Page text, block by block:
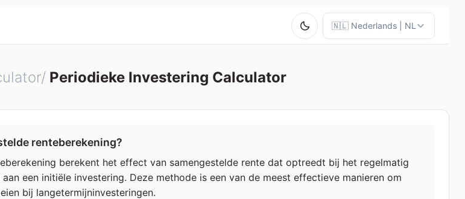
Periodieke Investering Calculator
renteberekening?
berekent het effect van samengestelde rente dat optreedt bij het regelmatig
een initiële investering. Deze methode is een van de meest effectieve manieren om
bij langetermijninvesteringen.